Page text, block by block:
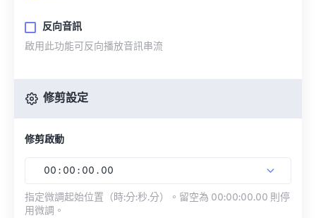
反向音訊
啟用此功能可反向播放音訊串流
修剪設定
修剪啟動
00 : 00 : 00 . 00
指定微調起始位置（時:分:秒.分）。留空為 00:00:00.00 則停
用微調。